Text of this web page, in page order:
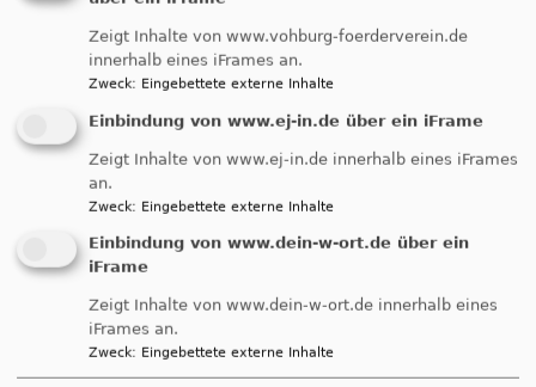
Zeigt Inhalte von www.vohburg-foerderverein.de
innerhalb eines iFrames an.
Zweck: Eingebettete externe Inhalte
Einbindung von www.ej-in.de über ein iFrame
Zeigt Inhalte von www.ej-in.de innerhalb eines iFrames
an.
Zweck: Eingebettete externe Inhalte
Einbindung von www.dein-w-ort.de über ein
iFrame
Zeigt Inhalte von www.dein-w-ort.de innerhalb eines
iFrames an.
Zweck: Eingebettete externe Inhalte